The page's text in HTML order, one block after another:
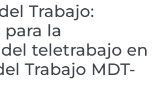
Trabajo:
la
teletrabajo en
Trabajo MDT-